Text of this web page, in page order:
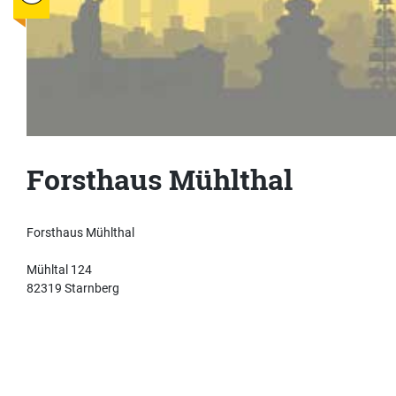
Forsthaus Mühlthal
Forsthaus Mühlthal
Mühltal 124
82319 Starnberg